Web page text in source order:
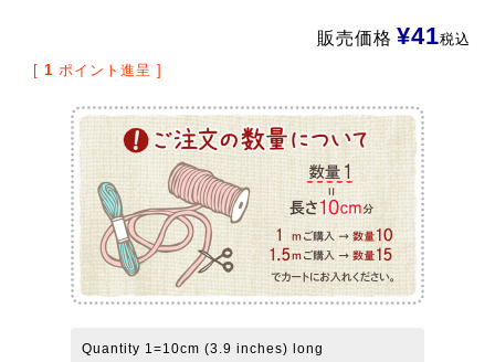
販売価格 ¥41税込
[ 1 ポイント進呈 ]
Quantity 1=10cm (3.9 inches) long